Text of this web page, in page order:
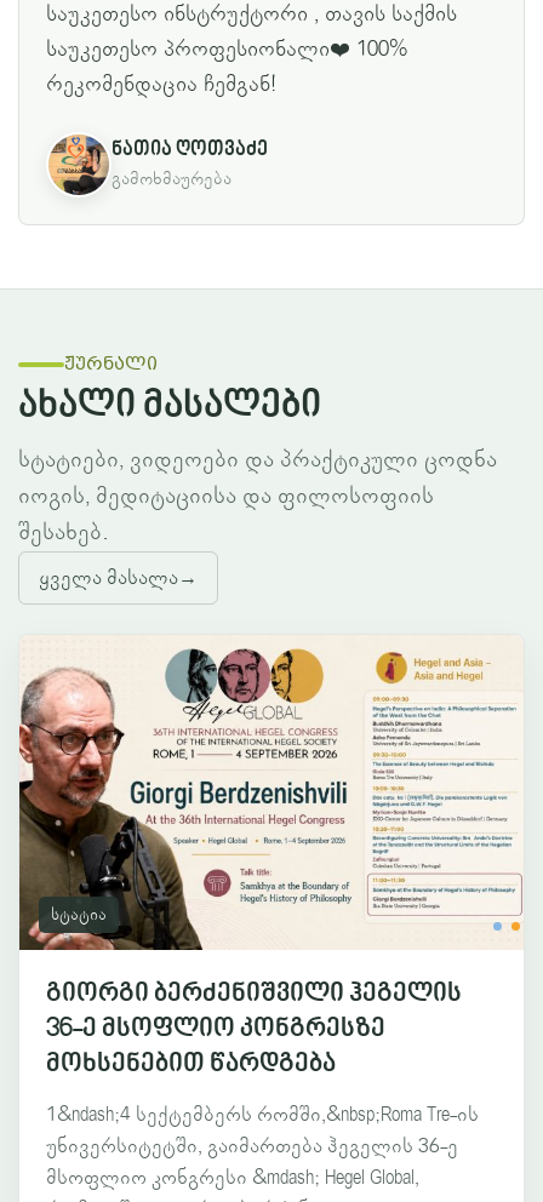
საუკეთესო ინსტრუქტორი , თავის საქმის
საუკეთესო პროფესიონალი❤️ 100%
რეკომენდაცია ჩემგან!
ნათია ღოთვაძე
გამოხმაურება
ჟურნალი
ახალი მასალები
სტატიები, ვიდეოები და პრაქტიკული ცოდნა
იოგის, მედიტაციისა და ფილოსოფიის
შესახებ.
ყველა მასალა→
სტატია
გიორგი ბერძენიშვილი ჰეგელის
36-ე მსოფლიო კონგრესზე
მოხსენებით წარდგება
1&ndash;4 სექტემბერს რომში,&nbsp;Roma Tre-ის
უნივერსიტეტში, გაიმართება ჰეგელის 36-ე
მსოფლიო კონგრესი &mdash; Hegel Global,